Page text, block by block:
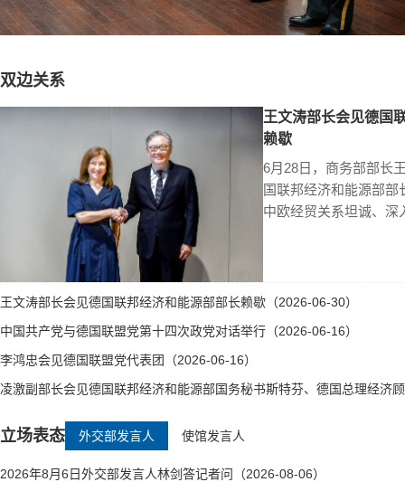
双边关系
王文涛部长会见德国
赖歇
6月28日，商务部部长
国联邦经济和能源部
中欧经贸关系坦诚、深
王文涛部长会见德国联邦经济和能源部部长赖歇（2026-06-30）
中国共产党与德国联盟党第十四次政党对话举行（2026-06-16）
李鸿忠会见德国联盟党代表团（2026-06-16）
凌激副部长会见德国联邦经济和能源部国务秘书斯特芬、德国总理经济
立场表态 外交部发言人 使馆发言人
2026年8月6日外交部发言人林剑答记者问（2026-08-06）